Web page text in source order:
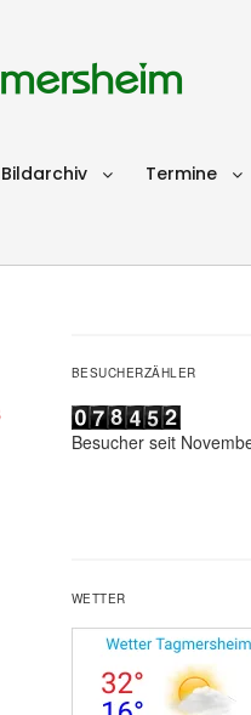
Bildarchiv Termine
BESUCHERZÄHLER
Besucher seit
WETTER